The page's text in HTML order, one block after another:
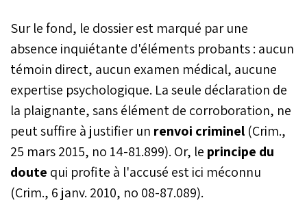
Sur le fond, le dossier est marqué par une
absence inquiétante d'éléments probants : aucun
témoin direct, aucun examen médical, aucune
expertise psychologique. La seule déclaration de
la plaignante, sans élément de corroboration, ne
peut suffire à justifier un renvoi criminel (Crim.,
25 mars 2015, no 14-81.899). Or, le principe du
doute qui profite à l'accusé est ici méconnu
(Crim., 6 janv. 2010, no 08-87.089).